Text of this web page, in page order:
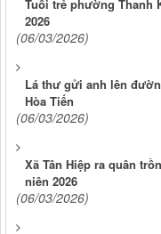
Tuổi trẻ phường Thanh
2026
(06/03/2026)
Lá thư gửi anh lên
Hòa Tiến
(06/03/2026)
Xã Tân Hiệp ra quân
niên 2026
(06/03/2026)